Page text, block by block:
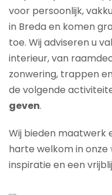
voor persoonlijk,
in Breda en komen
toe. Wij adviseren u
interieur, van
zonwering, trappen
de volgende
geven.
Wij bieden maatwerk
harte welkom in onze
inspiratie en een